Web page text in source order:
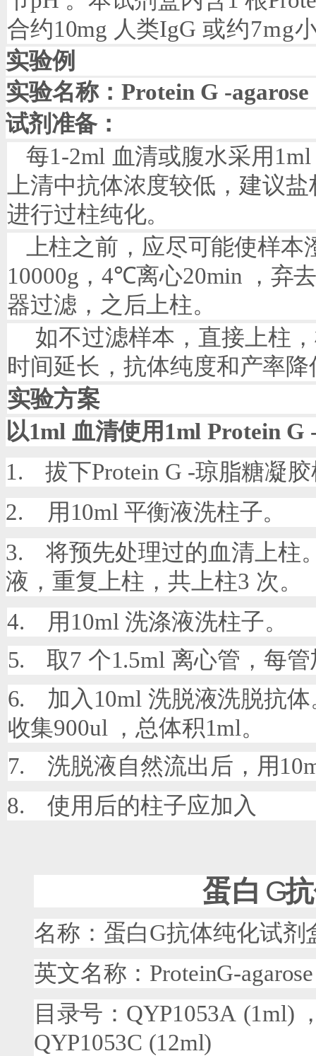
合约10mg 人类IgG 或约7mg
实验例
实验名称：Protein G -
试剂准备：
每1-2ml 血清或腹水采用 1ml
上清中抗体浓度较低，建议
进行过柱纯化。
上柱之前，应尽可能使样本
10000g ，4℃离心20min
，弃
器过滤，之后上柱。
如不过滤样本，直接上柱
时间延长，抗体纯度和产率降
实验方案
以1ml 血清使用 1ml Protein G
1.拔下Protein G -琼脂糖凝
2.
用 10ml 平衡液洗柱子。
3. 将预先处理过的血清上柱
液，重复上柱，共上柱3 次。
4.
用 10ml 洗涤液洗柱子。
5.取7 个1.5ml 离心管，每管
6. 加入 10ml 洗脱液洗脱抗
收集900ul ，总体积1ml。
7.洗脱液自然流出后，用
8.使用后的柱子应加入
蛋白 G
名称：蛋白G抗体纯化试剂
英文名称： ProteinG-
目录号： QYP1053A (1ml)
QYP1053C (12ml)